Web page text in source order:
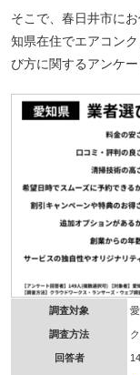
そこで、春日井市に
知県在住でエアコン
び方に関するアンケー
調査対象
調査方法
回答者